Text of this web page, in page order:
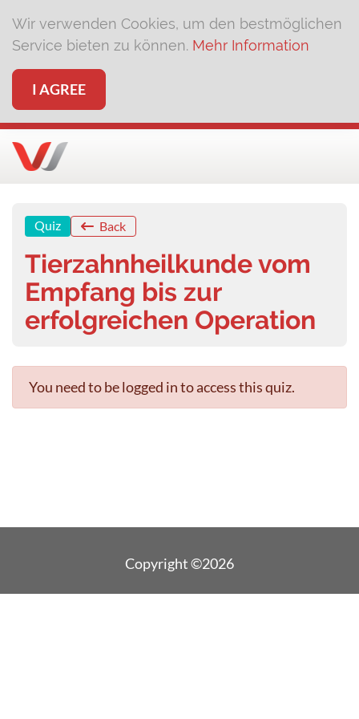
Wir verwenden Cookies, um den bestmöglichen
Service bieten zu können. Mehr Information
I AGREE
Quiz Back
Tierzahnheilkunde vom
Empfang bis zur
erfolgreichen Operation
You need to be logged in to access this quiz.
Copyright ©2026